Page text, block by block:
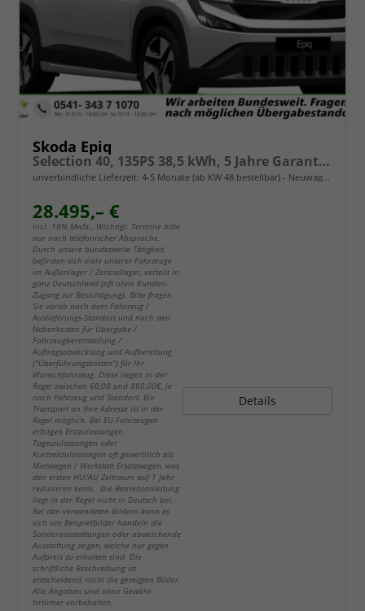
Skoda Epiq
Selection 40, 135PS 38,5 kWh, 5 Jahre Garantie (8J auf Batterie), 18"Alu, Sitzheizung, Kessy, Alarm, Privacy-Glas, Vorbereitung AHK, 2-Zonen-Climatronic, Infotainment 13,1" + Smartlink, Parksensoren vorn/hinten, Rückfahrkamera, ACC, M-Lederlenkrad beheizt
unverbindliche Lieferzeit: 4-5 Monate (ab KW 48 bestellbar) Neuwagen
28.495,– €
incl. 19% MwSt.. Wichtig!: Termine bitte
nur nach telefonischer Absprache.
Durch unsere bundesweite Tätigkeit,
befinden sich viele unserer Fahrzeuge
im Außenlager / Zentrallager, verteilt in
ganz Deutschland (oft ohne Kunden-
Zugang zur Besichtigung). Bitte fragen
Sie vorab nach dem Fahrzeug /
Auslieferungs-Standort und nach den
Nebenkosten für Übergabe /
Fahrzeugbereitstellung /
Auftragsabwicklung und Aufbereitung
("Überführungskosten") für Ihr
Wunschfahrzeug. Diese liegen in der
Regel zwischen 60,00 und 890,00€, je
nach Fahrzeug und Standort. Ein
Transport an Ihre Adresse ist in der
Regel möglich. Bei EU-Fahrzeugen
erfolgen Erstzulassungen,
Tageszulassungen oder
Kurzzeitzulassungen oft gewerblich als
Mietwagen / Werkstatt Ersatzwagen, was
den ersten HU/AU Zeitraum auf 1 Jahr
reduzieren kann. Die Betriebsanleitung
liegt in der Regel nicht in Deutsch bei.
Bei den verwendeten Bildern kann es
sich um Beispielbilder handeln die
Sonderausstattungen oder abweichende
Ausstattung zeigen, welche nur gegen
Aufpreis zu erhalten sind. Die
schriftliche Beschreibung ist
entscheidend, nicht die gezeigten Bilder.
Alle Angaben sind ohne Gewähr.
Irrtümer vorbehalten.
Details